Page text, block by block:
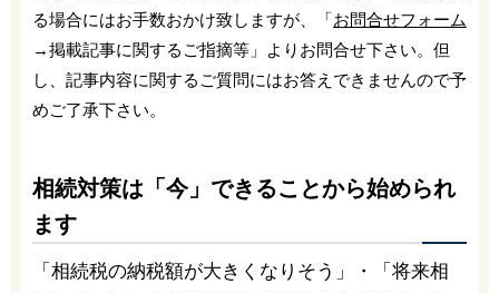
る場合にはお手数おかけ致しますが、「 お問合せフォーム
→掲載記事に関するご指摘等」よりお問合せ下さい。但
し、記事内容に関するご質問にはお答えできませんので予
めご了承下さい。
相続対策は「今」できることから始められ
ます
「相続税の納税額が大きくなりそう」・「将来相